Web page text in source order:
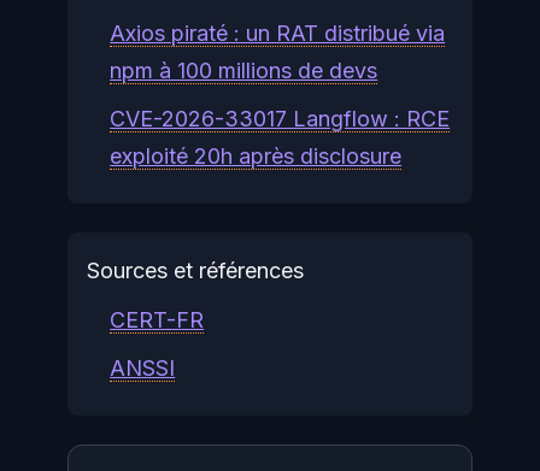
Axios piraté : un RAT distribué via
npm à 100 millions de devs
CVE-2026-33017 Langflow : RCE
exploité 20h après disclosure
Sources et références
CERT-FR
ANSSI